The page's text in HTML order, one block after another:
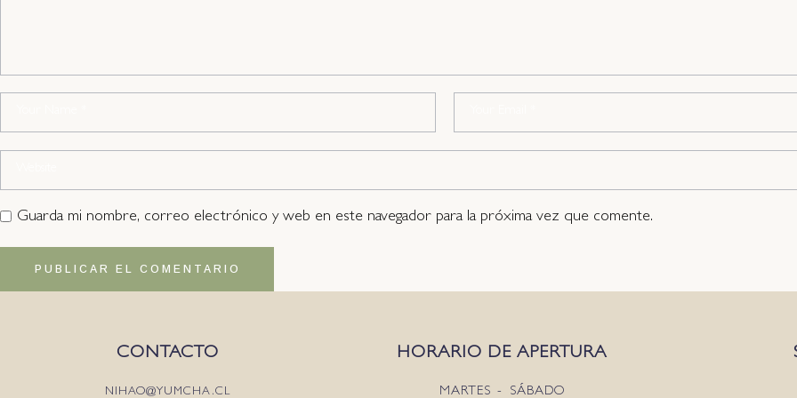
Guarda mi nombre, correo electrónico y web en este navegador para la próxima vez que comente.
PUBLICAR EL COMENTARIO
CONTACTO
NIHAO@YUMCHA.CL
HORARIO DE APERTURA
MARTES - SÁBADO